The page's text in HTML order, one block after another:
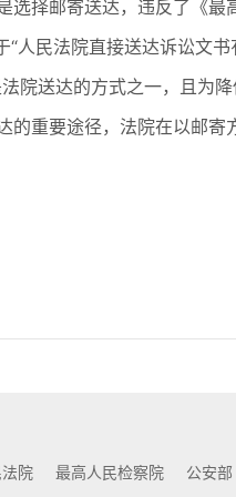
择邮寄送达，违反了《最
人民法院直接送达诉讼文
院送达的方式之一，且为
重要途径，法院在以邮寄
院 最高人民检察院 公安部